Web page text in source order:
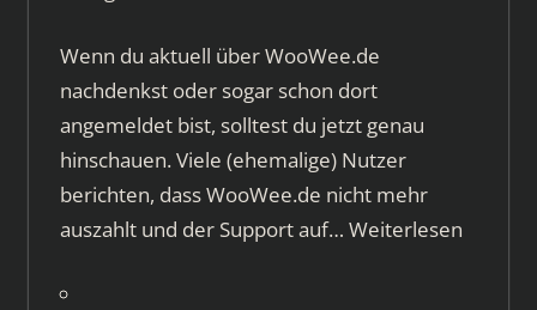
Wenn du aktuell über WooWee.de
nachdenkst oder sogar schon dort
angemeldet bist, solltest du jetzt genau
hinschauen. Viele (ehemalige) Nutzer
berichten, dass WooWee.de nicht mehr
auszahlt und der Support auf… Weiterlesen